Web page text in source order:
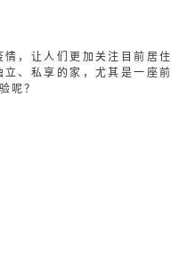
，让人们更加关注目前居住
、私享的家，尤其是一座前
呢？